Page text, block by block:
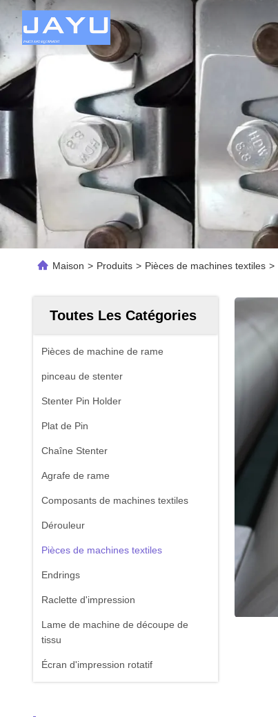
Maison > Produits > Pièces de machines textiles >
Toutes Les Catégories
Pièces de machine de rame
pinceau de stenter
Stenter Pin Holder
Plat de Pin
Chaîne Stenter
Agrafe de rame
Composants de machines textiles
Dérouleur
Pièces de machines textiles
Endrings
Raclette d'impression
Lame de machine de découpe de
tissu
Écran d'impression rotatif